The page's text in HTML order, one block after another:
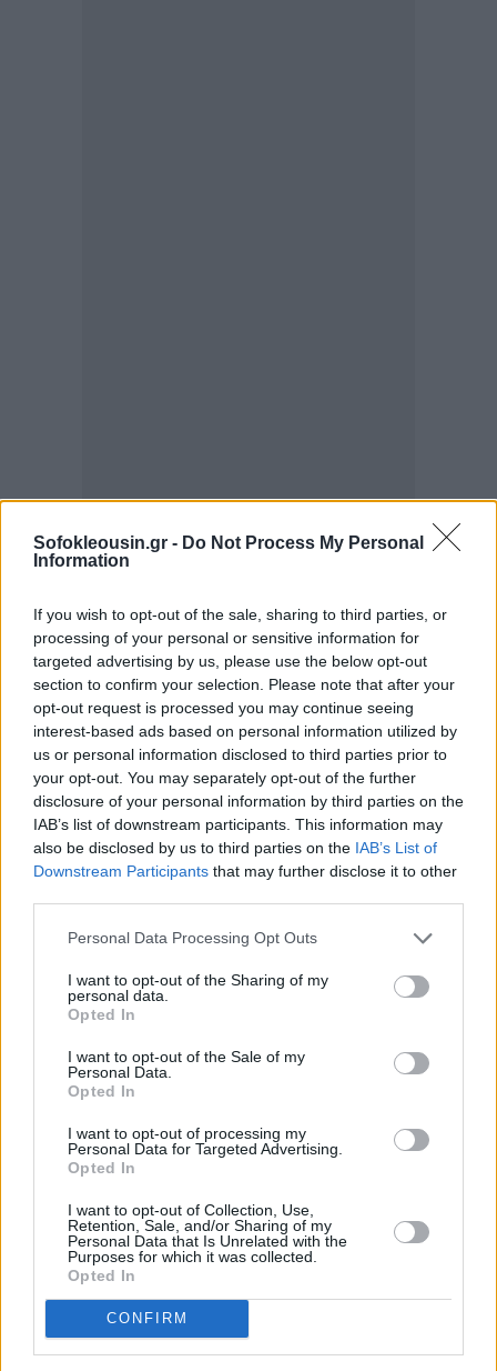
Sofokleousin.gr - Do Not Process My Personal
Information
If you wish to opt-out of the sale, sharing to third parties, or
processing of your personal or sensitive information for
targeted advertising by us, please use the below opt-out
section to confirm your selection. Please note that after your
opt-out request is processed you may continue seeing
interest-based ads based on personal information utilized by
us or personal information disclosed to third parties prior to
your opt-out. You may separately opt-out of the further
disclosure of your personal information by third parties on the
IAB’s list of downstream participants. This information may
also be disclosed by us to third parties on the IAB’s List of
Downstream Participants that may further disclose it to other
Personal Data Processing Opt Outs
I want to opt-out of the Sharing of my
personal data.
Opted In
I want to opt-out of the Sale of my
Personal Data.
Opted In
I want to opt-out of processing my
Personal Data for Targeted Advertising.
Opted In
I want to opt-out of Collection, Use,
Retention, Sale, and/or Sharing of my
Personal Data that Is Unrelated with the
Purposes for which it was collected.
Opted In
CONFIRM
Πριν αναλάβει τον ρόλο του στην κεντρική τράπεζα
το 2019, ο Καζίμιρ υπηρέτησε υπό τον Φίτσο ως
υπουργός και είναι ο υψηλότερος αξιωματούχος
εκείνης της εποχής που καταδικάστηκε.
Περισσότεροι από 40 ανώτεροι αξιωματούχοι,
δικαστές, αστυνομικοί και επιχειρηματίες
καταδικάστηκαν ή παραδέχθηκαν ένοχοι για
κατηγορίες διαφθοράς, έγραψε το Bloomberg.